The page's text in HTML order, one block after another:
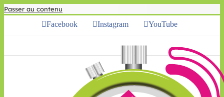
Passer au contenu
Facebook Instagram YouTube